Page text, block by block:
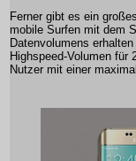
Ferner gibt es ein
mobile Surfen mit dem
Datenvolumens
Highspeed-Volumen
Nutzer mit einer